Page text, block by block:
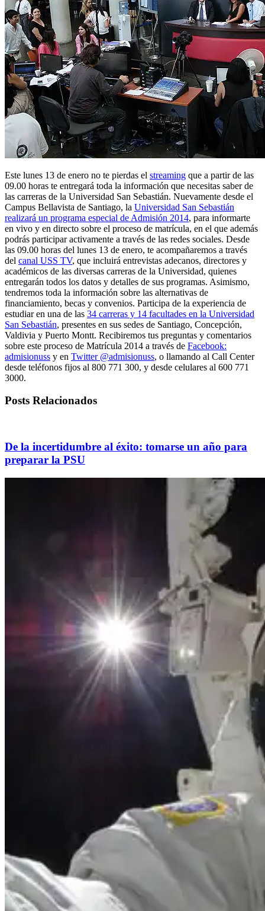
Este lunes 13 de enero no te pierdas el streaming que a partir de las
09.00 horas te entregará toda la información que necesitas saber de
las carreras de la Universidad San Sebastián. Nuevamente desde el
Campus Bellavista de Santiago, la Universidad San Sebastián
realizará un programa especial de Admisión 2014, para informarte
en vivo y en directo sobre el proceso de matrícula, en el que además
podrás participar activamente a través de las redes sociales. Desde
las 09.00 horas del lunes 13 de enero, te acompañaremos a través
del canal USS TV, que incluirá entrevistas adecanos, directores y
académicos de las diversas carreras de la Universidad, quienes
entregarán todos los datos y detalles de sus programas. Asimismo,
tendremos toda la información sobre las alternativas de
financiamiento, becas y convenios. Participa de la experiencia de
estudiar en una de las 34 carreras y 14 facultades en la Universidad
San Sebastián, presentes en sus sedes de Santiago, Concepción,
Valdivia y Puerto Montt. Recibiremos tus preguntas y comentarios
sobre este proceso de Matrícula 2014 a través de Facebook:
admisionuss y en Twitter @admisionuss, o llamando al Call Center
desde teléfonos fijos al 800 771 300, y desde celulares al 600 771
3000.
Posts Relacionados
De la incertidumbre al éxito: tomarse un año para
preparar la PSU